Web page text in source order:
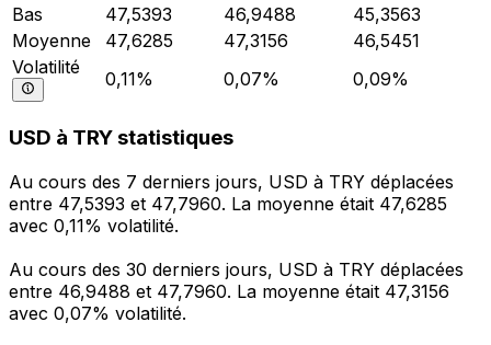
Bas
47,5393 46,9488
45,3563
Moyenne
47,6285 47,3156
46,5451
Volatilité
0,11% 0,07% 0,09%
USD à TRY statistiques
Au cours des 7 derniers jours, USD à TRY déplacées
entre 47,5393 et 47,7960. La moyenne était 47,6285
avec 0,11% volatilité.
Au cours des 30 derniers jours, USD à TRY déplacées
entre 46,9488 et 47,7960. La moyenne était 47,3156
avec 0,07% volatilité.